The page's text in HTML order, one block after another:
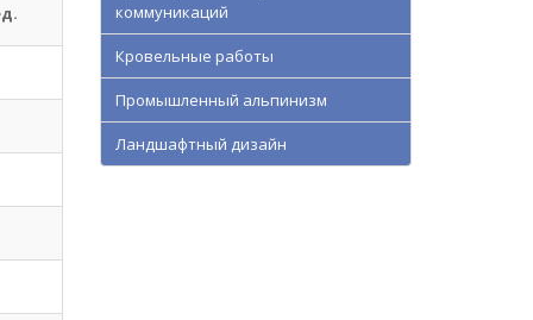
коммуникаций
Кровельные работы
Промышленный альпинизм
Ландшафтный дизайн